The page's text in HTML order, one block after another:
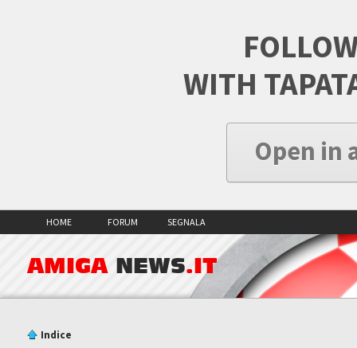
WITH
Open in
HOME FORUM SEGNALA
AMIGA NEWS.IT
Indice